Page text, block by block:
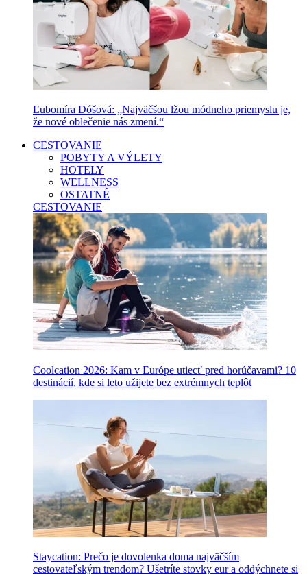
Ľubomíra Dóšová: „Najväčšou lžou módneho priemyslu je,
že nové oblečenie nás zmení.“
CESTOVANIE
POBYTY A VÝLETY
HOTELY
WELLNESS
OSTATNÉ
CESTOVANIE
Coolcation 2026: Kam v Európe utiecť pred horúčavami? 10
destinácií, kde si leto užijete bez extrémnych teplôt
Staycation: Prečo je dovolenka doma najväčším
cestovateľským trendom? Ušetríte stovky eur a oddýchnete si